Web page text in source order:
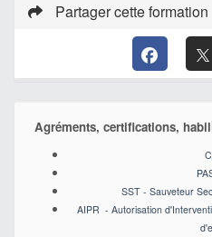
Partager cette formation
Agréments, certifications,
SST - Sauveteur
AIPR - Autorisation